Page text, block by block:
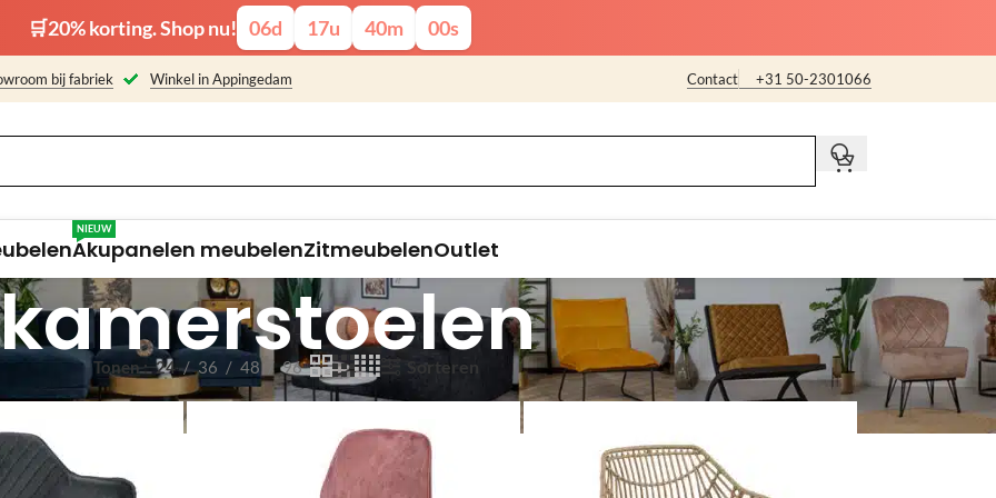
🛒20% korting. Shop nu! 06d 17u 39m 59s
bij fabriek Winkel in Appingedam Contact +31 50-2301066
Akupanelen meubelen
NIEUW
ZitmeubelenOutlet
Tonen 24 36 48 96 Sorteren